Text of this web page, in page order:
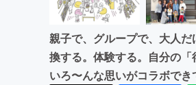
親子で、グループで、大人
換する。体験する。自分の
いろ〜んな思いがコラボで